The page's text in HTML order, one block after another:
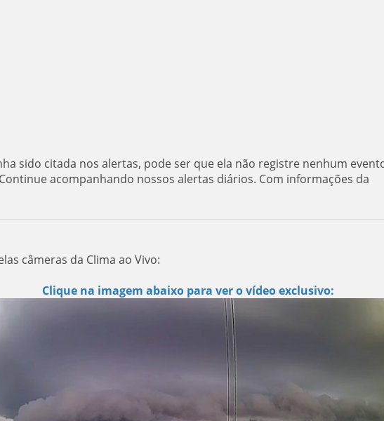
sido citada nos alertas, pode ser que ela não registre nenhum
acompanhando nossos alertas diários. Com informações da
câmeras da Clima ao Vivo:
Clique na imagem abaixo para ver o vídeo exclusivo: